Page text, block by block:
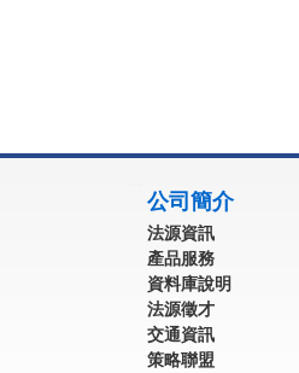
公司簡介
法源資訊
產品服務
資料庫說明
法源徵才
交通資訊
策略聯盟